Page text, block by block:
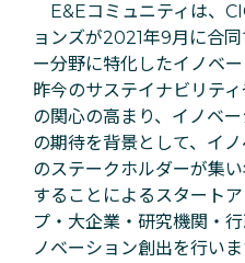
E&Eコミュニティは、
ョンズが2021年9月に合
ー分野に特化したイノベー
昨今のサステイナビリテ
の関心の高まり、イノベ
の期待を背景として、イ
のステークホルダーが集
することによるスタート
プ・大企業・研究機関・
ノベーション創出を行いま